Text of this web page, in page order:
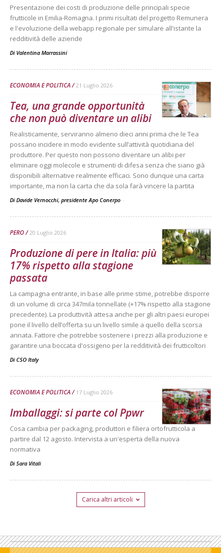
Presentazione dei costi di produzione delle principali specie
frutticole in Emilia-Romagna. I primi risultati del progetto Remunera
e l'evoluzione della webapp regionale per simulare all'istante la
redditività delle aziende
Di Valentina Marrassini
ECONOMIA E POLITICA 21 Luglio 2026
Tea, una grande opportunità
che non può diventare un alibi
Realisticamente, serviranno almeno dieci anni prima che le Tea
possano incidere in modo evidente sull’attività quotidiana del
produttore. Per questo non possono diventare un alibi per
eliminare oggi molecole e strumenti di difesa senza che siano già
disponibili alternative realmente efficaci. Sono dunque una carta
importante, ma non la carta che da sola farà vincere la partita
Di Davide Vernocchi, presidente Apo Conerpo -
PERO 20 Luglio 2026
Produzione di pere in Italia: più
17% rispetto alla stagione
passata
La campagna entrante, in base alle prime stime, potrebbe disporre
di un volume di circa 347mila tonnellate (+17% rispetto alla stagione
precedente). La produttività attesa anche per gli altri paesi europei
pone il livello dell’offerta su un livello simile a quello della scorsa
annata. Fattore che potrebbe sostenere i prezzi alla produzione e
garantire una boccata d'ossigeno per la redditività dei frutticoltori
Di CSO Italy
ECONOMIA E POLITICA 17 Luglio 2026
Imballaggi: si parte col Ppwr
Cosa cambia per packaging, produttori e filiera ortofrutticola a
partire dal 12 agosto. Intervista a un'esperta della nuova
normativa
Di Sara Vitali
Carica altri articoli